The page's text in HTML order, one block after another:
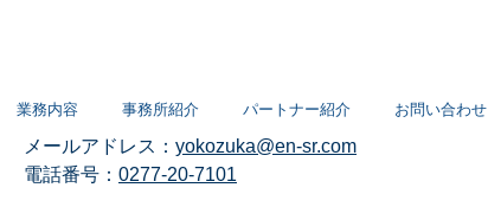
業務内容 事務所紹介 パートナー紹介 お問い合わせ
メールアドレス： yokozuka@en-sr.com
電話番号： 0277-20-7101